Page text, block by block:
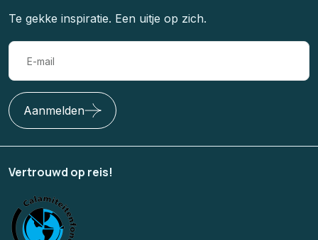
Te gekke inspiratie. Een uitje op zich.
Aanmelden
Vertrouwd op reis!